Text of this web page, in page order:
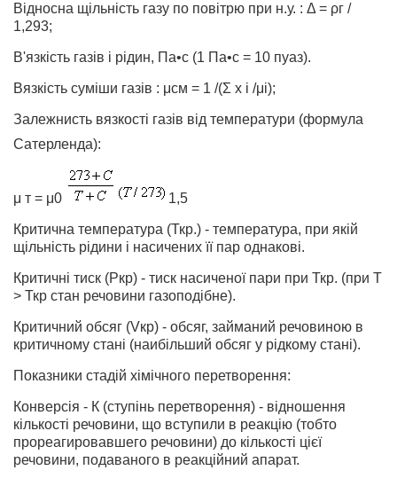
Відносна щільність газу по повітрю при н.у. : Δ = ρг /
1,293;
В'язкість газів і рідин, Па•с (1 Па•с = 10 пуаз).
Вязкість суміши газів : μсм = 1 /(Σ х і /μі);
Залежнисть вязкості газів від температури (формула
Сатерленда):
μ т = μ0 1,5
Критична температура (Ткр.) - температура, при якій
щільність рідини і насичених її пар однакові.
Критичні тиск (Ркр) - тиск насиченої пари при Ткр. (при Т
> Ткр стан речовини газоподібне).
Критичний обсяг (Vкр) - обсяг, займаний речовиною в
критичному стані (наибільший обсяг у рідкому стані).
Показники стадій хімічного перетворення:
Конверсія - К (ступінь перетворення) - відношення
кількості речовини, що вступили в реакцію (тобто
прореагировавшего речовини) до кількості цієї
речовини, подаваного в реакційний апарат.